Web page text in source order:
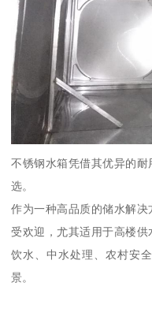
不锈钢水箱凭借其优异的
选。
作为一种高品质的储水解
受欢迎，尤其适用于高楼
饮水、中水处理、农村安
景。